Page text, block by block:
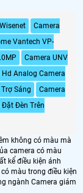
Camera
Vantech VP-
Camera UNV
Analog Camera
Sáng
Camera
Đặt Đèn Trên
không có màu mà
camera có màu
kể điều kiện ánh
màu trong điều kiện
ngành Camera giám